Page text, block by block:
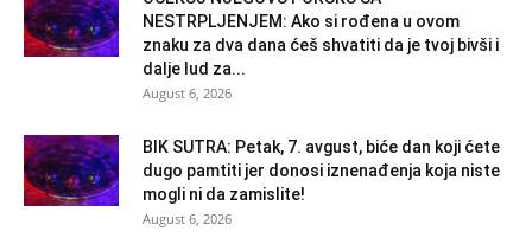
NESTRPLJENJEM: Ako si rođena u ovom
znaku za dva dana ćeš shvatiti da je tvoj bivši i
dalje lud za...
August 6, 2026
BIK SUTRA: Petak, 7. avgust, biće dan koji ćete
dugo pamtiti jer donosi iznenađenja koja niste
mogli ni da zamislite!
August 6, 2026